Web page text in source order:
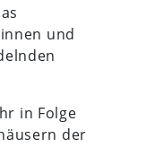
und
in Folge
der